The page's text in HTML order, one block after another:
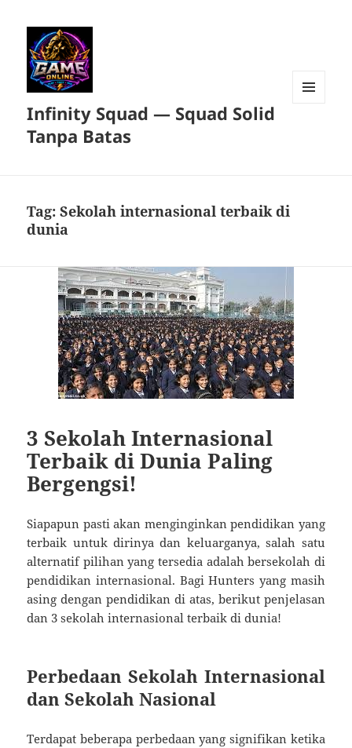
Infinity Squad — Squad Solid
Tanpa Batas
Tag:Sekolah internasional terbaik di
dunia
3 Sekolah Internasional
Terbaik di Dunia Paling
Bergengsi!
Siapapun pasti akan menginginkan pendidikan yang
terbaik untuk dirinya dan keluarganya, salah satu
alternatif pilihan yang tersedia adalah bersekolah di
pendidikan internasional. Bagi Hunters yang masih
asing dengan pendidikan di atas, berikut penjelasan
dan 3 sekolah internasional terbaik di dunia!
Perbedaan Sekolah Internasional
dan Sekolah Nasional
Terdapat beberapa perbedaan yang signifikan ketika